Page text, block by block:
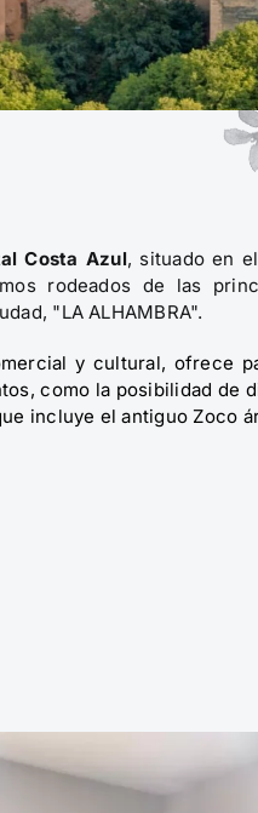
Costa Azul, situado en
rodeados de las
"LA ALHAMBRA".
y cultural, ofrece
como la posibilidad de
incluye el antiguo Zoco